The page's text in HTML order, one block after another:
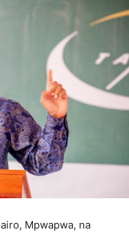
Mpwapwa, na